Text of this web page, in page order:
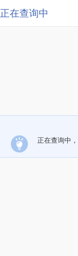
正在查询中
正在查询中